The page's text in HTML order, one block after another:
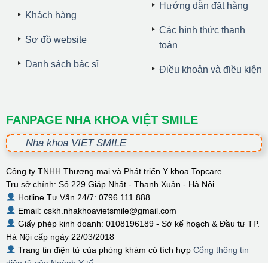
Khách hàng
Sơ đồ website
Danh sách bác sĩ
Hướng dẫn đặt hàng
Các hình thức thanh
toán
Điều khoản và điều kiện
FANPAGE NHA KHOA VIỆT SMILE
Nha khoa VIET SMILE
Công ty TNHH Thương mại và Phát triển Y khoa Topcare
Trụ sở chính: Số 229 Giáp Nhất - Thanh Xuân - Hà Nội
Hotline Tư Vấn 24/7: 0796 111 888
Email: cskh.nhakhoavietsmile@gmail.com
Giấy phép kinh doanh: 0108196189 - Sở kế hoạch & Đầu tư TP.
Hà Nội cấp ngày 22/03/2018
Trang tin điện tử của phòng khám có tích hợp Cổng thông tin